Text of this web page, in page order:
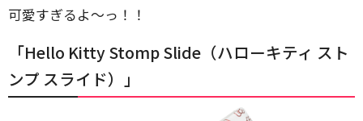
可愛すぎるよ〜っ！！
「Hello Kitty Stomp Slide（ハローキティ スト
ンプ スライド）」